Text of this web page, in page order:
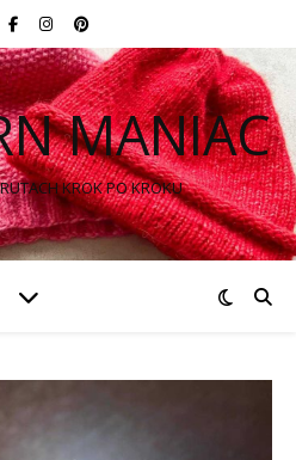
MANIAC
KROK PO KROKU